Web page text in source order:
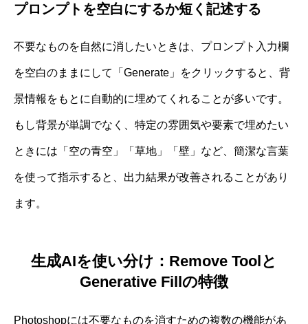
プロンプトを空白にするか短く記述する
不要なものを自然に消したいときは、プロンプト入力欄
を空白のままにして「Generate」をクリックすると、背
景情報をもとに自動的に埋めてくれることが多いです。
もし背景が単調でなく、特定の雰囲気や要素で埋めたい
ときには「空の青空」「草地」「壁」など、簡潔な言葉
を使って指示すると、出力結果が改善されることがあり
ます。
生成AIを使い分け：Remove Toolと
Generative Fillの特徴
Photoshopには不要なものを消すための複数の機能があ